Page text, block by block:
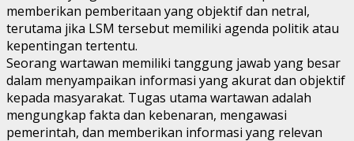
memberikan pemberitaan yang objektif dan netral,
terutama jika LSM tersebut memiliki agenda politik atau
kepentingan tertentu.
Seorang wartawan memiliki tanggung jawab yang besar
dalam menyampaikan informasi yang akurat dan objektif
kepada masyarakat. Tugas utama wartawan adalah
mengungkap fakta dan kebenaran, mengawasi
pemerintah, dan memberikan informasi yang relevan